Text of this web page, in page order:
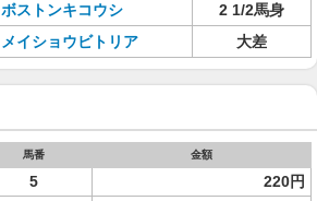
ボストンキコウシ
2 1/2馬身
メイショウビトリア 大差
馬番 金額
5 220円